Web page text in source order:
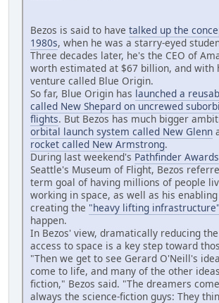
Bezos is said to have talked up the
1980s, when he was a starry-eyed
Three decades later, he's the CEO of
worth estimated at $67 billion, and with
venture called Blue Origin.
So far, Blue Origin has launched a
called New Shepard on uncrewed
flights. But Bezos has much bigger
orbital launch system called New Glenn
rocket called New Armstrong.
During last weekend's Pathfinder Awards
Seattle's Museum of Flight, Bezos
term goal of having millions of people
working in space, as well as his
creating the "heavy lifting infrastructure"
happen.
In Bezos' view, dramatically reducing
access to space is a key step toward
"Then we get to see Gerard O'Neill's
come to life, and many of the other
fiction," Bezos said. "The dreamers
always the science-fiction guys: They